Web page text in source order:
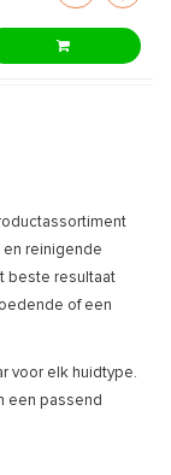
en reinigende
beste resultaat
of een
voor elk huidtype.
een passend